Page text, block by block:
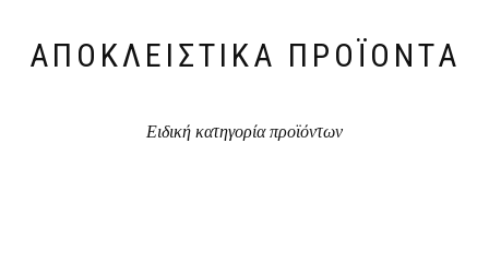
ΑΠΟΚΛΕΙΣΤΙΚΆ ΠΡΟΪΌΝΤΑ
Ειδική κατηγορία προϊόντων